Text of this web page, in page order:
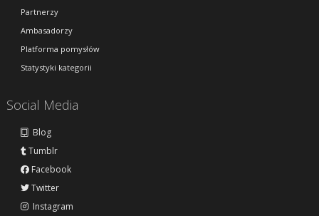
Partnerzy
Ambasadorzy
Platforma pomysłów
Statystyki kategorii
Social Media
Blog
Tumblr
Facebook
Twitter
Instagram